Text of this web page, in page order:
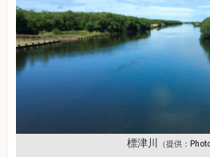
標津川 （提供：